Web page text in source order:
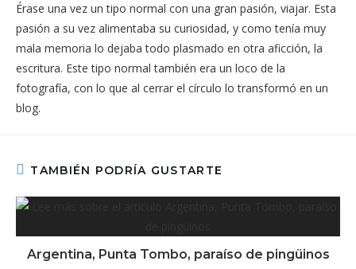
Érase una vez un tipo normal con una gran pasión, viajar. Esta
pasión a su vez alimentaba su curiosidad, y como tenía muy
mala memoria lo dejaba todo plasmado en otra aficción, la
escritura. Este tipo normal también era un loco de la
fotografía, con lo que al cerrar el círculo lo transformó en un
blog.
TAMBIÉN PODRÍA GUSTARTE
Argentina, Punta Tombo, paraíso de pingüinos